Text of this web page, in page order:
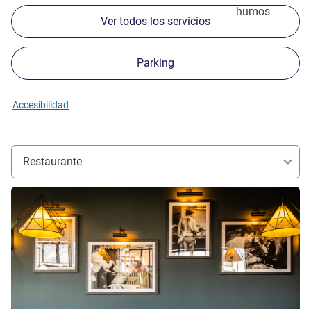
humos
Ver todos los servicios
Parking
Accesibilidad
Restaurante
Más información